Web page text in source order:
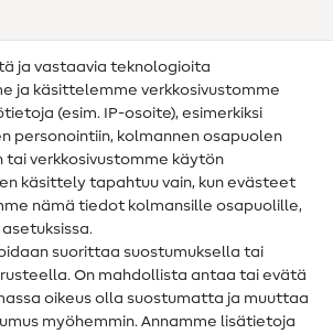
ja vastaavia teknologioita
ja käsittelemme verkkosivustomme
(esim. IP-osoite), esimerkiksi
personointiin, kolmannen osapuolen
tai verkkosivustomme käytön
käsittely tapahtuu vain, kun evästeet
nämä tiedot kolmansille osapuolille,
suorittaa suostumuksella tai
On mahdollista antaa tai evätä
oikeus olla suostumatta ja muuttaa
myöhemmin. Annamme lisätietoja